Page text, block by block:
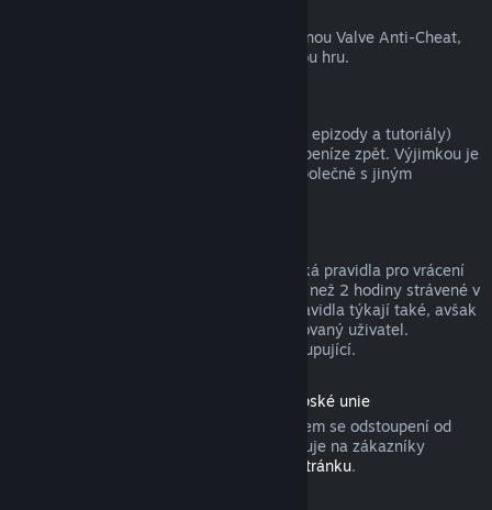
Pokud je uživatel ve hře zabanován ochranou Valve Anti-Cheat,
přichází o právo na vrácení peněz za danou hru.
Za videa (tedy filmy, krátké filmy, seriály, epizody a tutoriály)
zakoupená ve službě Steam nelze získat peníze zpět. Výjimkou je
případ, kdy bylo video součástí balíčku společně s jiným
Na neaktivované dárky se vztahují klasická pravidla pro vrácení
peněz (tedy 14 dnů od zakoupení a méně než 2 hodiny strávené v
produktu). Aktivovaných dárků se tato pravidla týkají také, avšak
žádost o vrácení peněz musí zadat obdarovaný uživatel.
Prostředky použité k nákupu získá zpět kupující.
Odstoupení od smlouvy podle práva Evropské unie
Pokud se chcete dozvědět, jakým způsobem se odstoupení od
smlouvy podle práva Evropské unie vztahuje na zákazníky
tuto stránku.